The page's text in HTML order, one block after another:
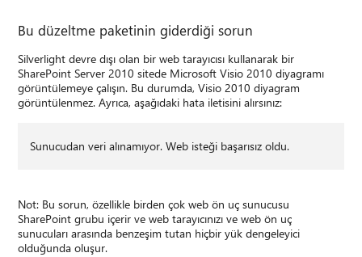
Bu düzeltme paketinin giderdiği sorun
Silverlight devre dışı olan bir web tarayıcısı kullanarak bir
SharePoint Server 2010 sitede Microsoft Visio 2010 diyagramı
görüntülemeye çalışın. Bu durumda, Visio 2010 diyagram
görüntülenmez. Ayrıca, aşağıdaki hata iletisini alırsınız:
Sunucudan veri alınamıyor. Web isteği başarısız oldu.
Not: Bu sorun, özellikle birden çok web ön uç sunucusu
SharePoint grubu içerir ve web tarayıcınızı ve web ön uç
sunucuları arasında benzeşim tutan hiçbir yük dengeleyici
olduğunda oluşur.